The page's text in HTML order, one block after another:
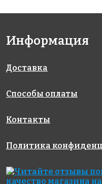
Rose AJ 66(2)
327x327
HP23-
4437 руб./м²
GE10-15
327x327
9638
JN11-
Информация
Доставка
Способы оплаты
Контакты
Политика